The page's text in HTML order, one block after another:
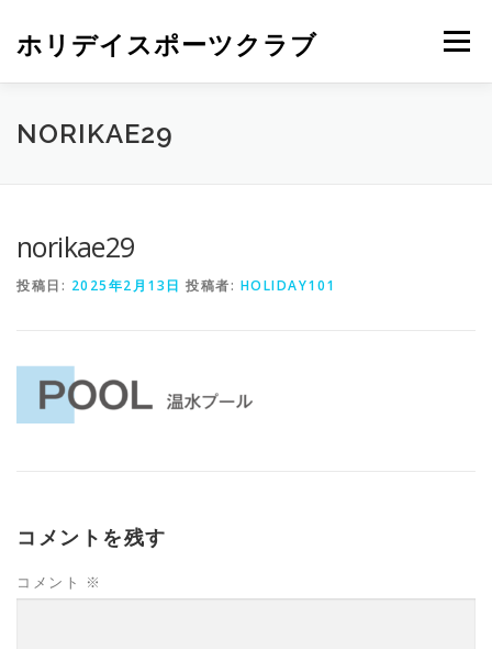
ホリデイスポーツクラブ メニュー
NORIKAE29
norikae29
投稿日: 2025年2月13日 投稿者: HOLIDAY101
コメントを残す
コメント ※